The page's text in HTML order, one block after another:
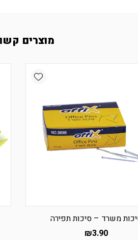
מוצרים
Add wishlist
משרד – סיכות תפירה
₪3.90